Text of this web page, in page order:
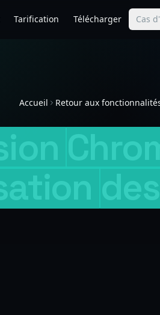
Tarification Télécharger Cas
Accueil Retour aux